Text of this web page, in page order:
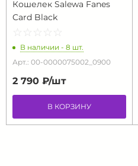
Кошелек Salewa Fanes
Card Black
☆ ☆ ☆ ☆ ☆
★ ★ ★ ★ ★
В наличии - 8 шт.
Арт.: 00-0000075002_0900
2 790 ₽/шт
В КОРЗИНУ